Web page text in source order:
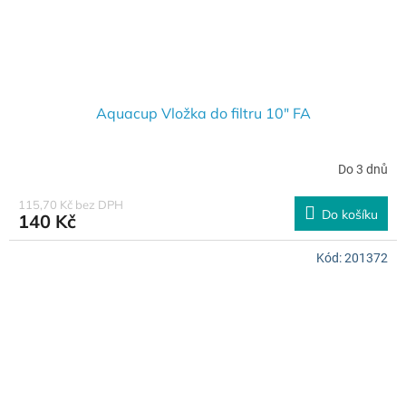
Aquacup Vložka do filtru 10" FA
Do 3 dnů
115,70 Kč bez DPH
140 Kč Do košíku
Kód:201372